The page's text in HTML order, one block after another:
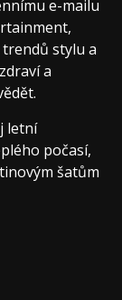
e-mailu
stylu a
a
letní
počasí,
šatům